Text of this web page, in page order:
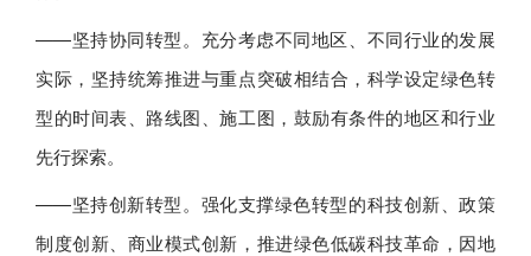
——坚持协同转型。充分考虑不同地区、不同行业的发展
实际，坚持统筹推进与重点突破相结合，科学设定绿色转
型的时间表、路线图、施工图，鼓励有条件的地区和行业
先行探索。
——坚持创新转型。强化支撑绿色转型的科技创新、政策
制度创新、商业模式创新，推进绿色低碳科技革命，因地